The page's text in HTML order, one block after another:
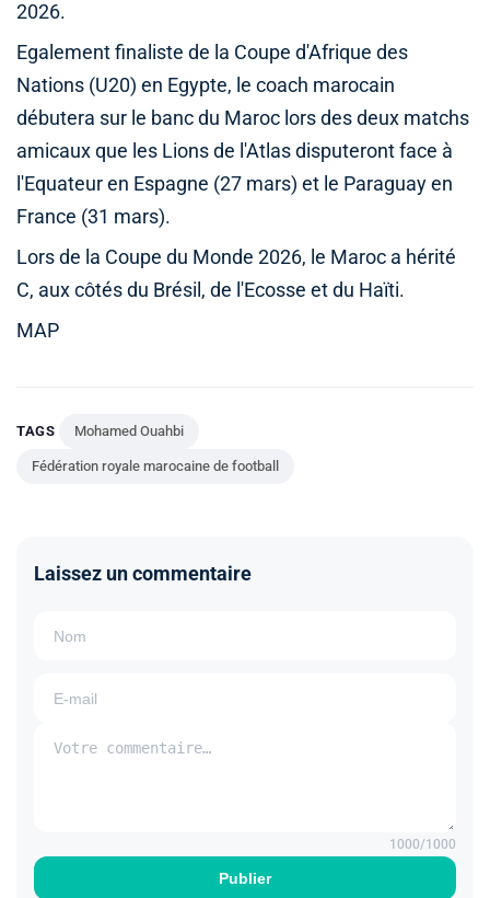
2026.
Egalement finaliste de la Coupe d'Afrique des
Nations (U20) en Egypte, le coach marocain
débutera sur le banc du Maroc lors des deux matchs
amicaux que les Lions de l'Atlas disputeront face à
l'Equateur en Espagne (27 mars) et le Paraguay en
France (31 mars).
Lors de la Coupe du Monde 2026, le Maroc a hérité
C, aux côtés du Brésil, de l'Ecosse et du Haïti.
MAP
TAGS Mohamed Ouahbi
Fédération royale marocaine de football
Laissez un commentaire
Publier
1000/1000